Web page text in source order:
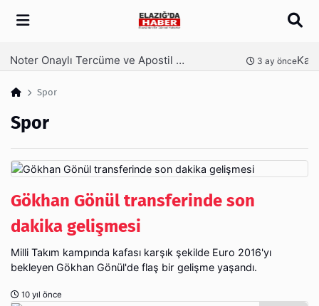
Arama 4 ay önce
Spor
Spor
Gökhan Gönül transferinde son
dakika gelişmesi
Milli Takım kampında kafası karşık şekilde Euro 2016'yı
bekleyen Gökhan Gönül'de flaş bir gelişme yaşandı.
10 yıl önce